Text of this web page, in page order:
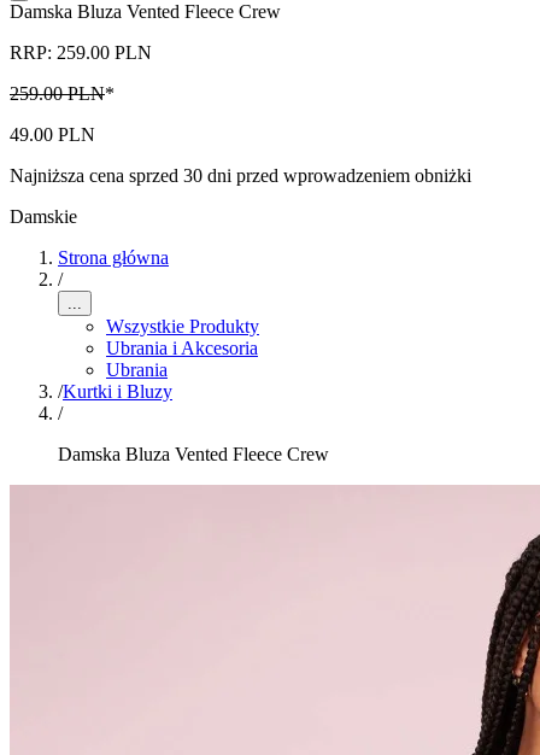
Damska Bluza Vented Fleece Crew
RRP: 259.00 PLN
259.00 PLN*
49.00 PLN
Najniższa cena sprzed 30 dni przed wprowadzeniem obniżki
Damskie
Strona główna
/
...
Wszystkie Produkty
Ubrania i Akcesoria
Ubrania
/Kurtki i Bluzy
/
Damska Bluza Vented Fleece Crew